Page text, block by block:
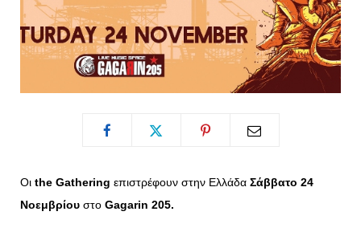
Οι the Gathering επιστρέφουν στην Ελλάδα Σάββατο 24
Νοεμβρίου στο Gagarin 205.